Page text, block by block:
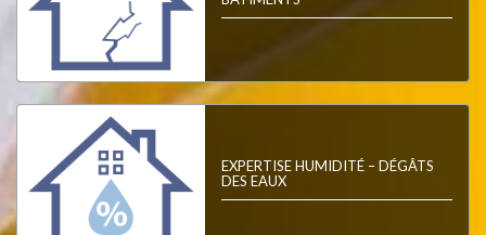
EXPERTISE HUMIDITÉ – DÉGÂTS
DES EAUX